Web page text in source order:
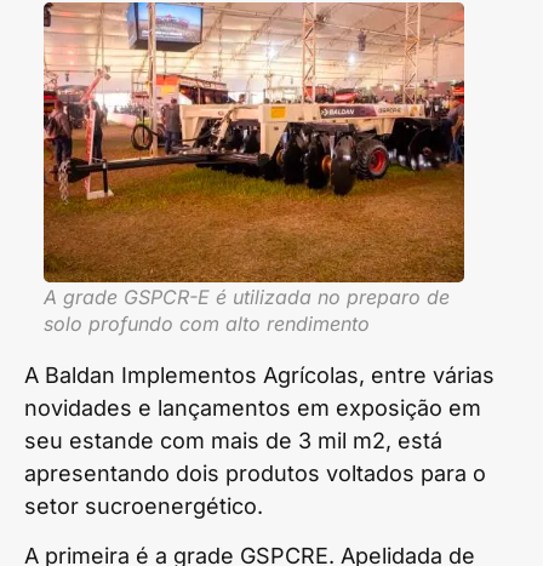
A grade GSPCR-E é utilizada no preparo de
solo profundo com alto rendimento
A Baldan Implementos Agrícolas, entre várias
novidades e lançamentos em exposição em
seu estande com mais de 3 mil m2, está
apresentando dois produtos voltados para o
setor sucroenergético.
A primeira é a grade GSPCRE. Apelidada de